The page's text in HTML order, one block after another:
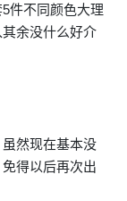
件不同颜色大理
余没什么好介
然现在基本没
得以后再次出